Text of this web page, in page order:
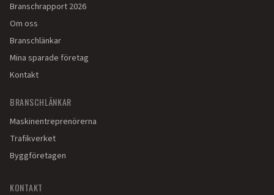
Branschrapport 2026
Om oss
Branschlänkar
Mina sparade företag
Kontakt
BRANSCHLÄNKAR
Maskinentreprenörerna
Trafikverket
Byggföretagen
KONTAKT